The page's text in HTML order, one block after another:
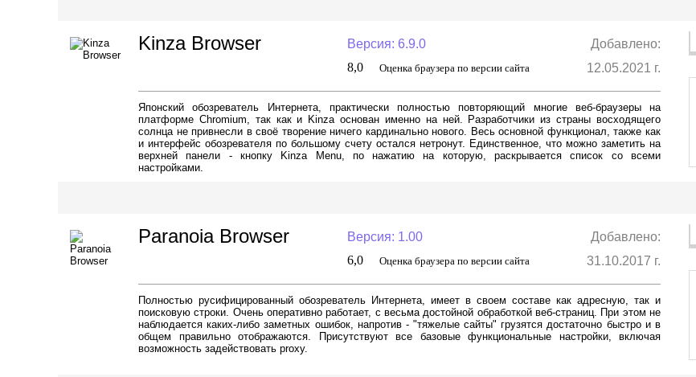
Paranoia Browser
6,0 Оценка браузера по версии сайта 31.10.2017 г.
Версия: 1.00 Добавлено:
Полностью русифицированный обозреватель Интернета, имеет в своем составе как адресную, так и
поисковую строки. Очень оперативно работает, с весьма достойной обработкой веб-страниц. При этом не
наблюдается каких-либо заметных ошибок, напротив - "тяжелые сайты" грузятся достаточно быстро и в
общем правильно отображаются. Присутствуют все базовые функциональные настройки, включая
возможность задействовать proxy.
Kinza Browser
8,0 Оценка браузера по версии сайта 12.05.2021 г.
Версия: 6.9.0 Добавлено:
Японский обозреватель Интернета, практически полностью повторяющий многие веб-браузеры на
платформе Chromium, так как и Kinza основан именно на ней. Разработчики из страны восходящего
солнца не привнесли в своё творение ничего кардинально нового. Весь основной функционал, также как
и интерфейс обозревателя по большому счету остался нетронут. Единственное, что можно заметить на
верхней панели - кнопку Kinza Menu, по нажатию на которую, раскрывается список со всеми
настройками.